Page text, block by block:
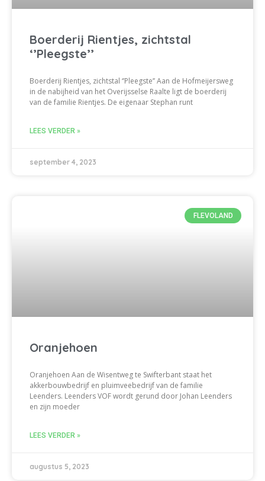
Boerderij Rientjes, zichtstal
‘’Pleegste’’
Boerderij Rientjes, zichtstal ‘’Pleegste’’ Aan de Hofmeijersweg
in de nabijheid van het Overijsselse Raalte ligt de boerderij
van de familie Rientjes. De eigenaar Stephan runt
LEES VERDER »
september 4, 2023
FLEVOLAND
Oranjehoen
Oranjehoen Aan de Wisentweg te Swifterbant staat het
akkerbouwbedrijf en pluimveebedrijf van de familie
Leenders. Leenders VOF wordt gerund door Johan Leenders
en zijn moeder
LEES VERDER »
augustus 5, 2023